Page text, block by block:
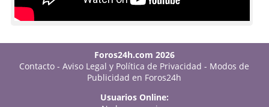
Foros24h.com 2026
Contacto -Aviso Legal y Política de Privacidad - Modos de
Publicidad en Foros24h
Usuarios Online: